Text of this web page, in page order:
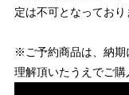
定は不可となっており
※ご予約商品は、納期
理解頂いたうえでご購